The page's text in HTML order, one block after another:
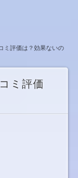
ミ評価は？効果ないの
ミ評価